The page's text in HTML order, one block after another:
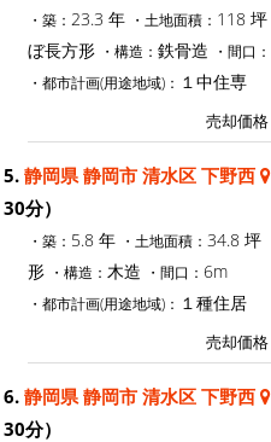
・築： 23.3 年 ・土地面積： 118 坪
ぼ長方形 ・構造： 鉄骨造 ・間口：
・都市計画(用途地域)： １中住専
売却価格
5. 静岡県 静岡市 清水区 下野西
30分）
・築： 5.8 年 ・土地面積： 34.8 坪
形 ・構造： 木造 ・間口： 6m
・都市計画(用途地域)： １種住居
売却価格
6. 静岡県 静岡市 清水区 下野西
30分）